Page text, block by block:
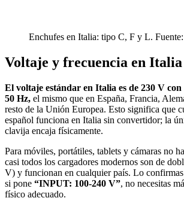
Enchufes en Italia: tipo C, F y L.
Voltaje y frecuencia en Italia
El voltaje estándar en Italia es de 230 V
50 Hz, el mismo que en España, Francia,
resto de la Unión Europea. Esto significa que
español funciona en Italia sin convertidor; la
clavija encaja físicamente.
Para móviles, portátiles, tablets y cámaras no
casi todos los cargadores modernos son de
V) y funcionan en cualquier país. Lo
si pone “INPUT: 100-240 V”, no necesitas
físico adecuado.